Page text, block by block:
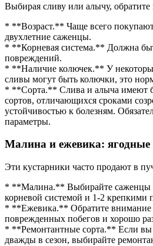
Выбирая сливу или алычу,
* **Возраст.** Чаще всего
двухлетние саженцы.
* **Корневая система.** Должна
повреждений.
* **Наличие колючек.** У
сливы могут быть колючки, это
* **Сорта.** Слива и алыча имеют
сортов, отличающихся сроками
устойчивостью к болезням.
параметры.
Малина и ежевика: ягодные
Эти кустарники часто продают в
* **Малина.** Выбирайте саженцы
корневой системой и 1-2 крепкими
* **Ежевика.** Обратите внимание
поврежденных побегов и хорошо
* **Ремонтантные сорта.** Если вы
дважды в сезон, выбирайте